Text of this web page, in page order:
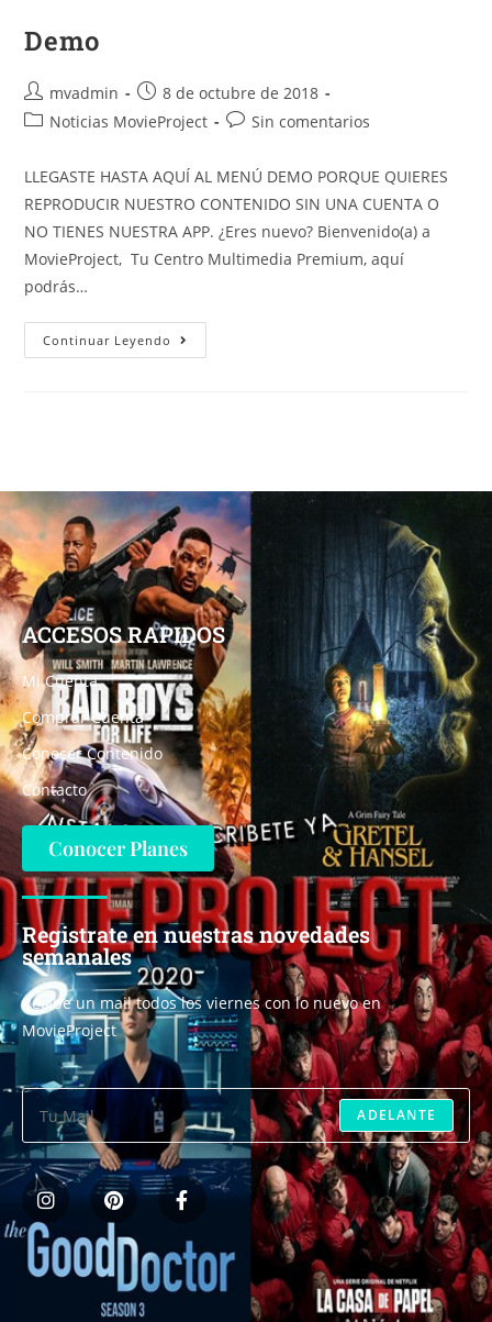
Demo
mvadmin
8 de octubre de 2018
Noticias MovieProject
Sin comentarios
LLEGASTE HASTA AQUÍ AL MENÚ DEMO PORQUE QUIERES
REPRODUCIR NUESTRO CONTENIDO SIN UNA CUENTA O
NO TIENES NUESTRA APP. ¿Eres nuevo? Bienvenido(a) a
MovieProject, Tu Centro Multimedia Premium, aquí
podrás…
Continuar Leyendo
ACCESOS RAPIDOS
Mi Cuenta
Comprar Cuenta
Conocer Contenido
Contacto
Conocer Planes
Registrate en nuestras novedades
semanales
Recibe un mail todos los viernes con lo nuevo en
MovieProject
ADELANTE